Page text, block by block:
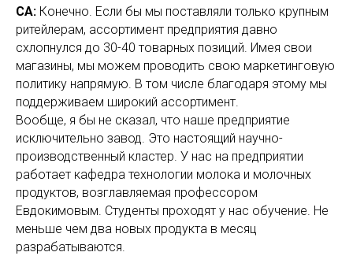
СА: Конечно. Если бы мы поставляли только крупным
ритейлерам, ассортимент предприятия давно
схлопнулся до 30-40 товарных позиций. Имея свои
магазины, мы можем проводить свою маркетинговую
политику напрямую. В том числе благодаря этому мы
поддерживаем широкий ассортимент.
Вообще, я бы не сказал, что наше предприятие
исключительно завод. Это настоящий научно-
производственный кластер. У нас на предприятии
работает кафедра технологии молока и молочных
продуктов, возглавляемая профессором
Евдокимовым. Студенты проходят у нас обучение. Не
меньше чем два новых продукта в месяц
разрабатываются.